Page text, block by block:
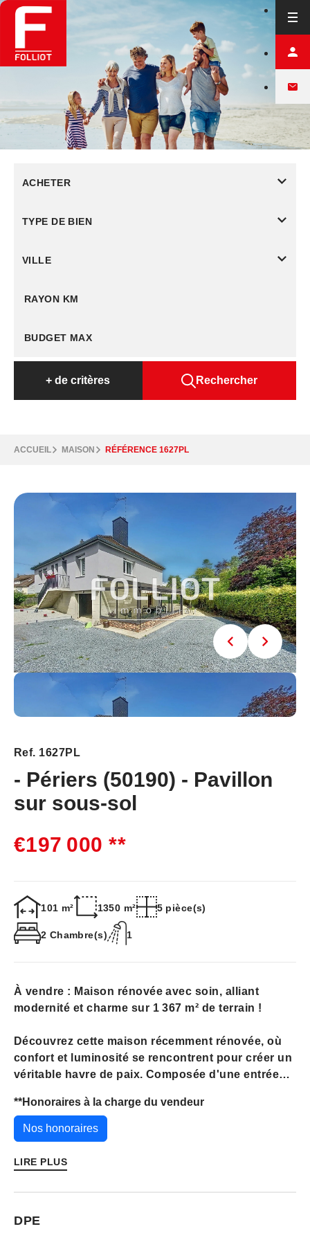
ACHETER
TYPE DE BIEN
VILLE
RAYON KM
+ de critères Rechercher
ACCUEIL MAISON RÉFÉRENCE 1627PL
Ref. 1627PL
- Périers (50190) - Pavillon
sur sous-sol
€197 000 **
101 m² 1350 m² 5 pièce(s)
2 Chambre(s) 1
À vendre : Maison rénovée avec soin, alliant
modernité et charme sur 1 367 m² de terrain !
Découvrez cette maison récemment rénovée, où
confort et luminosité se rencontrent pour créer un
véritable havre de paix. Composée d'une entrée
aménagée et équipée, d'un vaste séjour avec salle
à manger et cheminée, elle dispose également de
2 chambres spacieuses, d'une salle d'eau
contemporaine et de WC séparés.
offrent de multiples possibilités d'aménagement,
**Honoraires à la charge du vendeur
Nos honoraires
LIRE PLUS
DPE